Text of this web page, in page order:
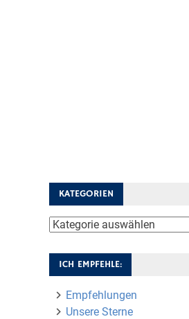
KATEGORIEN
Kategorien
ICH EMPFEHLE:
Empfehlungen
Unsere Sterne